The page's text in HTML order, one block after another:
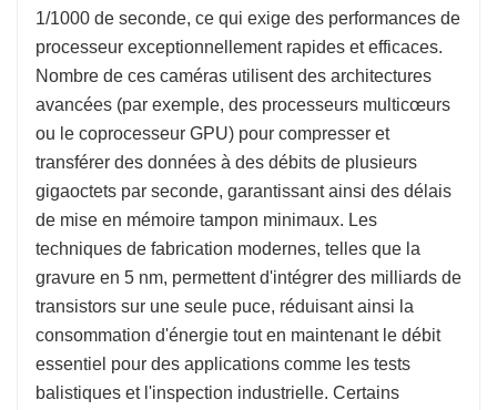
1/1000 de seconde, ce qui exige des performances de
processeur exceptionnellement rapides et efficaces.
Nombre de ces caméras utilisent des architectures
avancées (par exemple, des processeurs multicœurs
ou le coprocesseur GPU) pour compresser et
transférer des données à des débits de plusieurs
gigaoctets par seconde, garantissant ainsi des délais
de mise en mémoire tampon minimaux. Les
techniques de fabrication modernes, telles que la
gravure en 5 nm, permettent d'intégrer des milliards de
transistors sur une seule puce, réduisant ainsi la
consommation d'énergie tout en maintenant le débit
essentiel pour des applications comme les tests
balistiques et l'inspection industrielle. Certains